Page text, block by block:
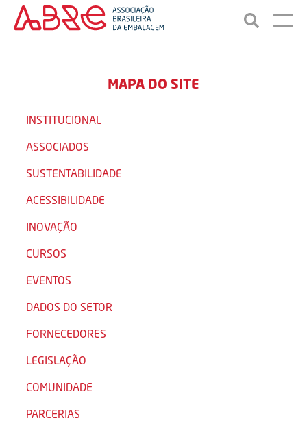
MAPA DO SITE
INSTITUCIONAL
ASSOCIADOS
SUSTENTABILIDADE
ACESSIBILIDADE
INOVAÇÃO
CURSOS
EVENTOS
DADOS DO SETOR
FORNECEDORES
LEGISLAÇÃO
COMUNIDADE
PARCERIAS